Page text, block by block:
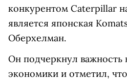
конкурентом Caterpillar
является японская
Оберхелман.
Он подчеркнул
экономики и отметил,